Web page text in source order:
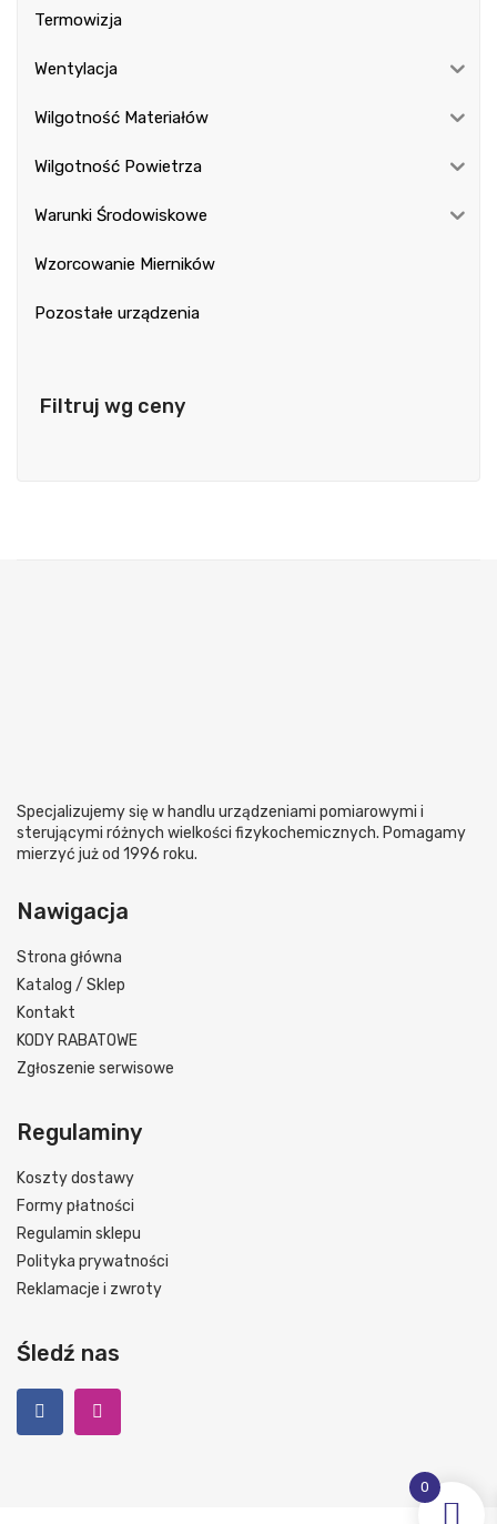
Termowizja
Wentylacja
Wilgotność Materiałów
Wilgotność Powietrza
Warunki Środowiskowe
Wzorcowanie Mierników
Pozostałe urządzenia
Filtruj wg ceny
Specjalizujemy się w handlu urządzeniami pomiarowymi i
sterującymi różnych wielkości fizykochemicznych. Pomagamy
mierzyć już od 1996 roku.
Nawigacja
Strona główna
Katalog / Sklep
Kontakt
KODY RABATOWE
Zgłoszenie serwisowe
Regulaminy
Koszty dostawy
Formy płatności
Regulamin sklepu
Polityka prywatności
Reklamacje i zwroty
Śledź nas
0